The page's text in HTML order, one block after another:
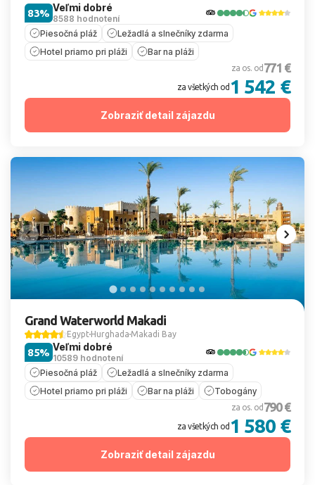
Veľmi dobré
8588 hodnotení
83%
Piesočná pláž
Ležadlá a slnečníky zdarma
Hotel priamo pri pláži
Bar na pláži
za os. od 771 €
za všetkých od 1 542 €
Zobraziť detail zájazdu
Grand Waterworld Makadi
Egypt Hurghada Makadi Bay
Veľmi dobré
10589 hodnotení
85%
Piesočná pláž
Ležadlá a slnečníky zdarma
Hotel priamo pri pláži
Bar na pláži Tobogány
za os. od 790 €
za všetkých od 1 580 €
Zobraziť detail zájazdu